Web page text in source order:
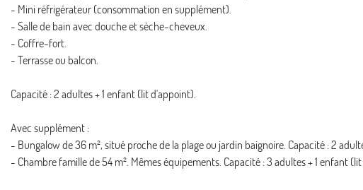
- Mini réfrigérateur (consommation en supplément).
- Salle de bain avec douche et sèche-cheveux.
- Coffre-fort.
- Terrasse ou balcon.
Capacité : 2 adultes + 1 enfant (lit d'appoint).
Avec supplément :
- Bungalow de 36 m², situé proche de la plage ou jardin baignoire. Capacité : 2
- Chambre famille de 54 m². Mêmes équipements. Capacité : 3 adultes + 1 enfant